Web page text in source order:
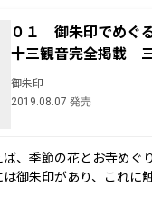
０１ 御朱印でめぐ
十三観音完全掲載
御朱印
2019.08.07 発売
、季節の花とお寺めぐ
御朱印があり、これに